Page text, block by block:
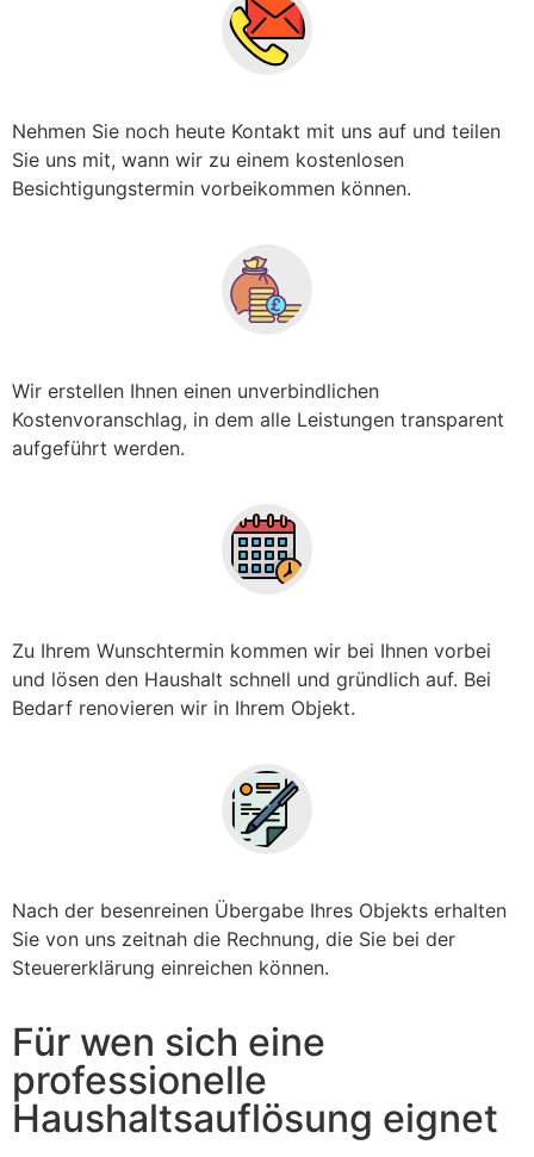
Nehmen Sie noch heute Kontakt mit uns auf und teilen
Sie uns mit, wann wir zu einem kostenlosen
Besichtigungstermin vorbeikommen können.
Wir erstellen Ihnen einen unverbindlichen
Kostenvoranschlag, in dem alle Leistungen transparent
aufgeführt werden.
Zu Ihrem Wunschtermin kommen wir bei Ihnen vorbei
und lösen den Haushalt schnell und gründlich auf. Bei
Bedarf renovieren wir in Ihrem Objekt.
Nach der besenreinen Übergabe Ihres Objekts erhalten
Sie von uns zeitnah die Rechnung, die Sie bei der
Steuererklärung einreichen können.
Für wen sich eine
professionelle
Haushaltsauflösung eignet